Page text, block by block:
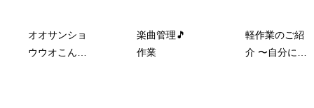
オオサンショ
ウウオこんに
楽曲管理🎵
作業
軽作業のご紹
介 〜自分に合